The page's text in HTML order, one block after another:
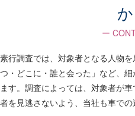
か
ー
素行調査では、対象者となる人物
つ・どこに・誰と会った」など、
ます。調査によっては、対象者が
者を見逃さないよう、当社も車での